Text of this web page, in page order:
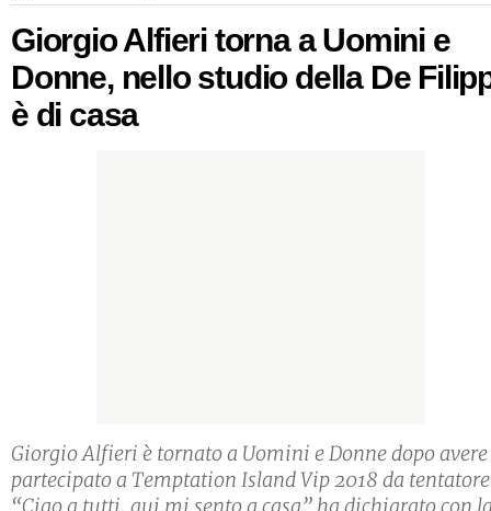
Giorgio Alfieri torna a Uomini e
Donne, nello studio della De
è di casa
Giorgio Alfieri è tornato a Uomini e Donne dopo avere
partecipato a Temptation Island Vip 2018 da